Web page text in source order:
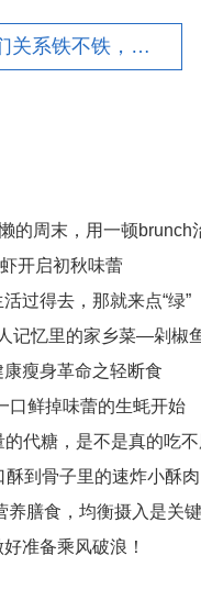
上一篇：2019年我们关系铁不铁，就看你能得多少分了！
的周末，用一顿brunch
开启初秋味蕾
过得去，那就来点“绿”
记忆里的家乡菜—剁椒
瘦身革命之轻断食
口鲜掉味蕾的生蚝开始
代糖，是不是真的吃不
到骨子里的速炸小酥肉
养膳食，均衡摄入是关键
准备乘风破浪！